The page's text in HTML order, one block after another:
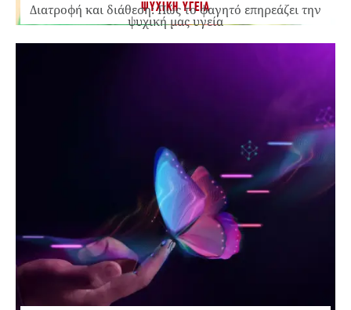
ΨΥΧΙΚΗ ΥΓΕΙΑ
Διατροφή και διάθεση: Πώς το φαγητό επηρεάζει την
ψυχική μας υγεία